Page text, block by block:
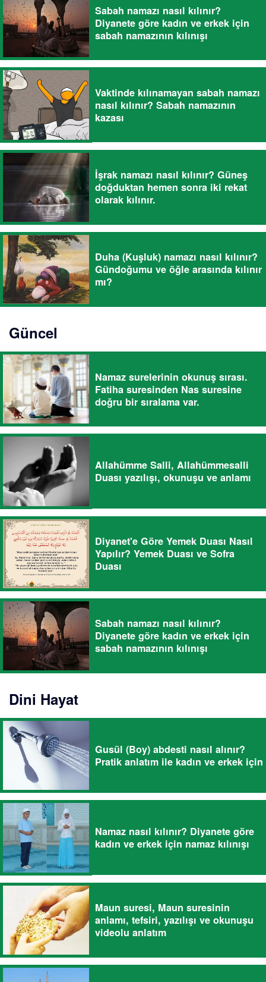
Sabah namazı nasıl kılınır?
Diyanete göre kadın ve erkek için
sabah namazının kılınışı
Vaktinde kılınamayan sabah namazı
nasıl kılınır? Sabah namazının
kazası
İşrak namazı nasıl kılınır? Güneş
doğduktan hemen sonra iki rekat
olarak kılınır.
Duha (Kuşluk) namazı nasıl kılınır?
Gündoğumu ve öğle arasında kılınır
mı?
Güncel
Namaz surelerinin okunuş sırası.
Fatiha suresinden Nas suresine
doğru bir sıralama var.
Allahümme Salli, Allahümmesalli
Duası yazılışı, okunuşu ve anlamı
Diyanet'e Göre Yemek Duası Nasıl
Yapılır? Yemek Duası ve Sofra
Duası
Sabah namazı nasıl kılınır?
Diyanete göre kadın ve erkek için
sabah namazının kılınışı
Dini Hayat
Gusül (Boy) abdesti nasıl alınır?
Pratik anlatım ile kadın ve erkek için
Namaz nasıl kılınır? Diyanete göre
kadın ve erkek için namaz kılınışı
Maun suresi, Maun suresinin
anlamı, tefsiri, yazılışı ve okunuşu
videolu anlatım